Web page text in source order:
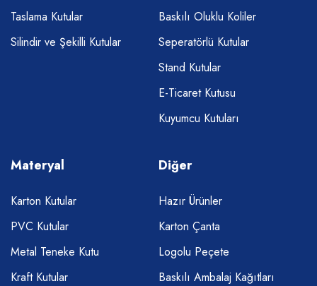
Taslama Kutular
Silindir ve Şekilli Kutular
Baskılı Oluklu Koliler
Seperatörlü Kutular
Stand Kutular
E-Ticaret Kutusu
Kuyumcu Kutuları
Materyal
Karton Kutular
PVC Kutular
Metal Teneke Kutu
Kraft Kutular
Diğer
Hazır Ürünler
Karton Çanta
Logolu Peçete
Baskılı Ambalaj Kağıtları